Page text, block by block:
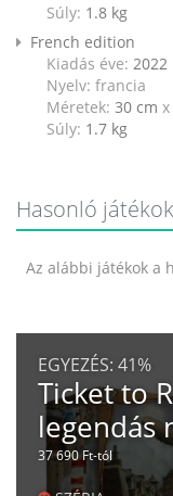
Súly: 1.8 kg
French edition
Kiadás éve: 2022
Nyelv: francia
Méretek: 30 cm x
Súly: 1.7 kg
Hasonló játékok
Az alábbi játékok a
EGYEZÉS: 41%
Ticket to
legendás
37 690 Ft-tól